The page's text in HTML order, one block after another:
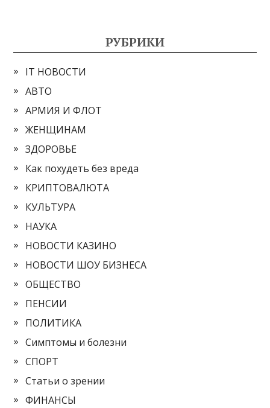
РУБРИКИ
IT НОВОСТИ
АВТО
АРМИЯ И ФЛОТ
ЖЕНЩИНАМ
ЗДОРОВЬЕ
Как похудеть без вреда
КРИПТОВАЛЮТА
КУЛЬТУРА
НАУКА
НОВОСТИ КАЗИНО
НОВОСТИ ШОУ БИЗНЕСА
ОБЩЕСТВО
ПЕНСИИ
ПОЛИТИКА
Симптомы и болезни
СПОРТ
Статьи о зрении
ФИНАНСЫ